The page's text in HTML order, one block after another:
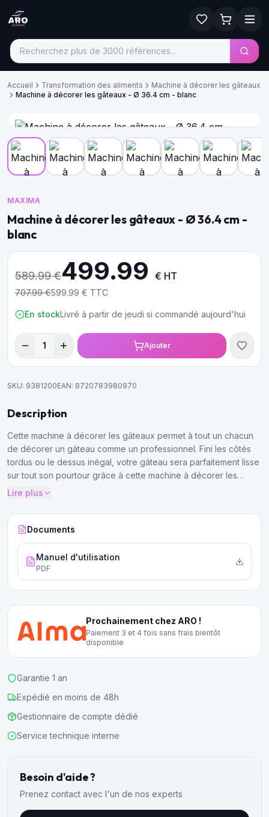
Accueil Transformation des aliments
Machine à décorer les gâteaux
Machine à décorer les gâteaux - Ø 36.4 cm - blanc
MAXIMA
Machine à décorer les gâteaux - Ø 36.4 cm -
blanc
589.99€499.99 € HT
707.99€599.99 € TTC
En stockLivré à partir de jeudi si commandé aujourd'hui
1 Ajouter
SKU: 9381200EAN: 8720783980970
Description
Cette machine à décorer les gâteaux permet à tout un chacun
de décorer un gâteau comme un professionnel. Fini les côtés
tordus ou le dessus inégal, votre gâteau sera parfaitement lisse
sur tout son pourtour grâce à cette machine à décorer les
gâteaux.
Lire plus
Documents
Manuel d'utilisation
PDF
Prochainement chez ARO !
Paiement 3 et 4 fois sans frais bientôt
disponible
Garantie 1 an
Expédié en moins de 48h
Gestionnaire de compte dédié
Service technique interne
Besoin d'aide ?
Prenez contact avec l'un de nos experts